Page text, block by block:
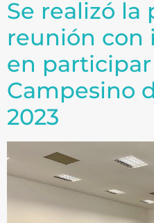
Se realizó la
reunión con
en
Campesino
2023